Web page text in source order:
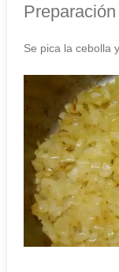
Se pica la cebolla